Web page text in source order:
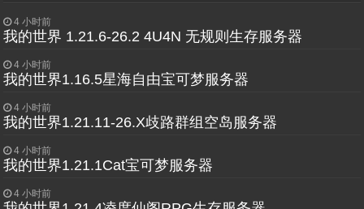
4 小时前
我的世界 1.21.6-26.2 4U4N 无规则生存服务器
4 小时前
我的世界1.16.5星海自由宝可梦服务器
4 小时前
我的世界1.21.11-26.X歧路群组空岛服务器
4 小时前
我的世界1.21.1Cat宝可梦服务器
4 小时前